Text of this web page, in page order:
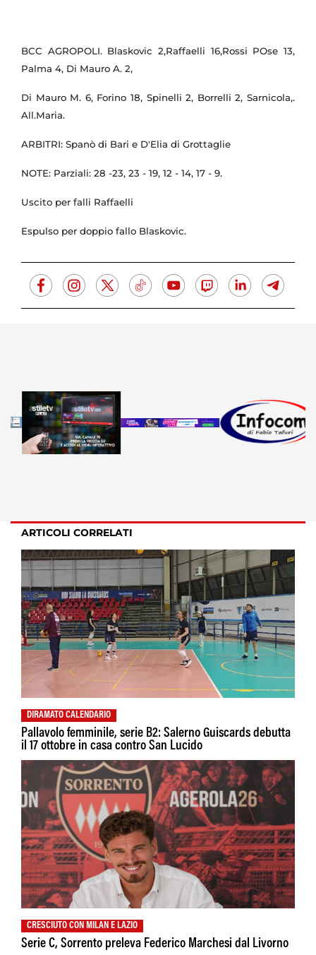
BCC AGROPOLI. Blaskovic 2,Raffaelli 16,Rossi POse 13,
Palma 4, Di Mauro A. 2,
Di Mauro M. 6, Forino 18, Spinelli 2, Borrelli 2, Sarnicola,.
All.Maria.
ARBITRI: Spanò di Bari e D'Elia di Grottaglie
NOTE: Parziali: 28 -23, 23 - 19, 12 - 14, 17 - 9.
Uscito per falli Raffaelli
Espulso per doppio fallo Blaskovic.
ARTICOLI CORRELATI
DIRAMATO CALENDARIO
Pallavolo femminile, serie B2: Salerno Guiscards debutta
il 17 ottobre in casa contro San Lucido
CRESCIUTO CON MILAN E LAZIO
Serie C, Sorrento preleva Federico Marchesi dal Livorno